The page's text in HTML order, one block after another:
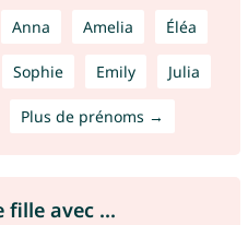
Anna Amelia Éléa
Sophie Emily Julia
Plus de prénoms →
fille avec ...